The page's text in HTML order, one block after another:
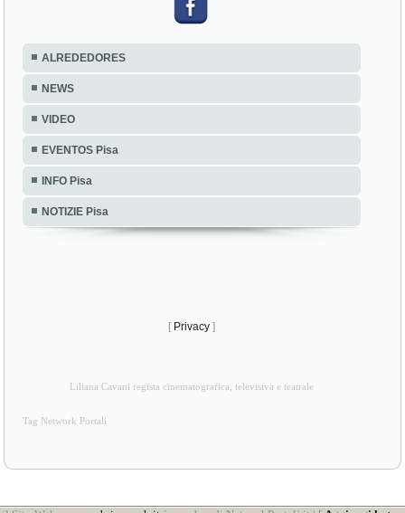
ALREDEDORES
NEWS
VIDEO
EVENTOS Pisa
INFO Pisa
NOTIZIE Pisa
[ Privacy ]
Liliana Cavani regista cinematografica, televisiva e teatrale
Tag Network Portali